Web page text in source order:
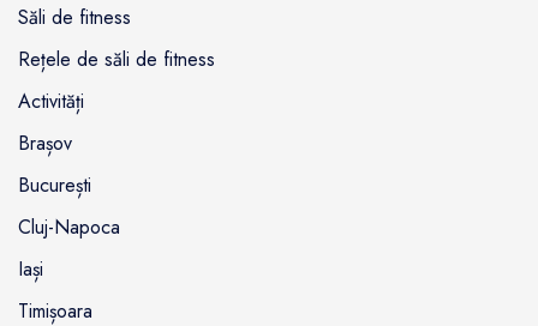
Săli de fitness
Rețele de săli de fitness
Activități
Brașov
București
Cluj-Napoca
Iași
Timișoara